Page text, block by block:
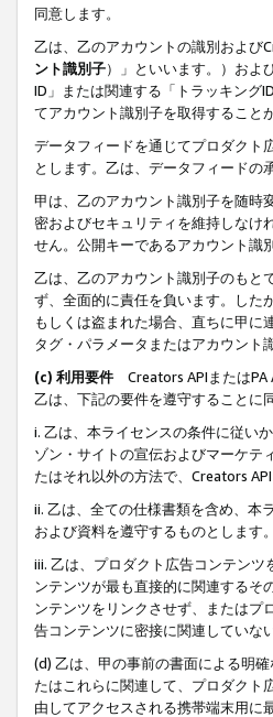
同意します。
乙は、乙のアカウントの識別および
ント識別子）」といいます。）およ
ID」または関連する「トラッキング
てアカウント識別子を取得すること
データフィードを通じてプロダクト
とします。乙は、データフィードの
甲は、乙のアカウント識別子を随時
密およびセキュリティを維持しなけ
せん。公開キーであるアカウント識
乙は、乙のアカウント識別子のもと
ず、全面的に責任を負います。した
もしくは盗まれた場合、直ちに甲に
タグ・パラメータまたはアカウント
(c) 利用要件 Creators APIまたはPA
乙は、下記の要件を遵守することに
i. 乙は、本ライセンスの条件に従い
ゾン・サイトの宣伝およびマーケテ
たはそれ以外の方法で、Creators
ii. 乙は、全ての仕様書類を含め、本
および資料を遵守するものとします。
iii. 乙は、プロダクト広告コンテン
ンテンツが最も直接的に関連するそ
ンテンツをリンクさせず、またはプ
告コンテンツに密接に関連していな
(d) 乙は、甲の事前の書面による明
たはこれらに関連して、プロダクト
由してアクセスされる携帯端末用に